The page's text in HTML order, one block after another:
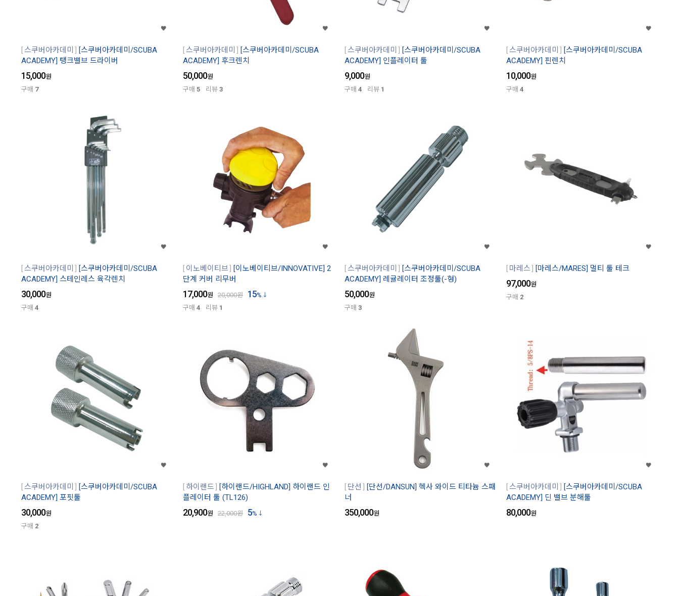
스쿠버아카데미
[스쿠버아카데미/SCUBA
ACADEMY] 탱크밸브 드라이버
15,000원
구매 7
스쿠버아카데미
[스쿠버아카데미/SCUBA
ACADEMY] 후크렌치
50,000원
구매 5 리뷰 3
스쿠버아카데미
[스쿠버아카데미/SCUBA
ACADEMY] 인플레이터 툴
9,000원
구매 4 리뷰 1
스쿠버아카데미
[스쿠버아카데미/SCUBA
ACADEMY] 핀렌치
10,000원
구매 4
스쿠버아카데미
[스쿠버아카데미/SCUBA
ACADEMY] 스테인레스 육각렌치
30,000원
구매 4
이노베이티브
[이노베이티브/INNOVATIVE] 2
단계 커버 리무버
17,000원 20,000원 15%
구매 4 리뷰 1
스쿠버아카데미
[스쿠버아카데미/SCUBA
ACADEMY] 레귤레이터 조정툴(-형)
50,000원
구매 3
마레스 [마레스/MARES] 멀티 툴 테크
97,000원
구매 2
스쿠버아카데미
[스쿠버아카데미/SCUBA
ACADEMY] 포핏툴
30,000원
구매 2
하이랜드
[하이랜드/HIGHLAND] 하이랜드 인
플레이터 툴 (TL126)
20,900원 22,000원 5%
단선
[단선/DANSUN] 헥사 와이드 티타늄 스패
너
350,000원
스쿠버아카데미
[스쿠버아카데미/SCUBA
ACADEMY] 딘 밸브 분해툴
80,000원